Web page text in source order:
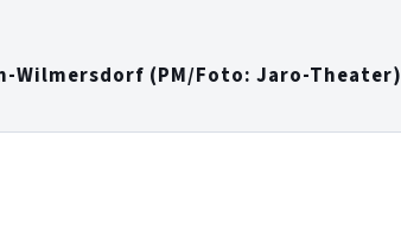
Wilmersdorf (PM/Foto: Jaro-Theater)